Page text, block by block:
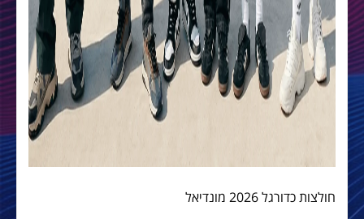
חולצות כדורגל 2026 מונדיאל